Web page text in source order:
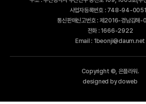
사업자등록번호 : 748-94-
통신판매신고번호 : 제2016-경남김해
전화 : 1666-2922
Email : 1beonji@daum.net
Copyright ©, 은플라워.
designed by doweb